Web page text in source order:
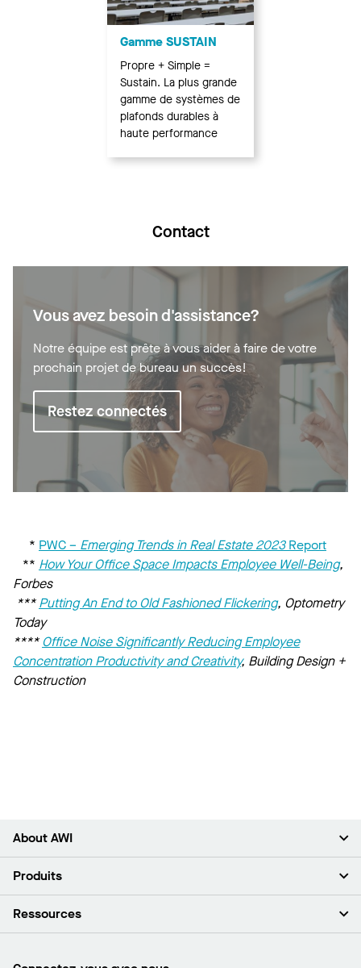
Gamme SUSTAIN
Propre + Simple =
Sustain. La plus grande
gamme de systèmes de
plafonds durables à
haute performance
Contact
Vous avez besoin d'assistance?
Notre équipe est prête à vous aider à faire de votre
prochain projet de bureau un succès!
Restez connectés
* PWC – Emerging Trends in Real Estate 2023Report
** How Your Office Space Impacts Employee Well-Being,
Forbes
***Putting An End to Old Fashioned Flickering, Optometry
Today
****Office Noise Significantly Reducing Employee
Concentration Productivity and Creativity, Building Design +
Construction
About AWI
À propos de nous
Espace presse
Produits
Plafonds
Ressources
Trouver un distributeur